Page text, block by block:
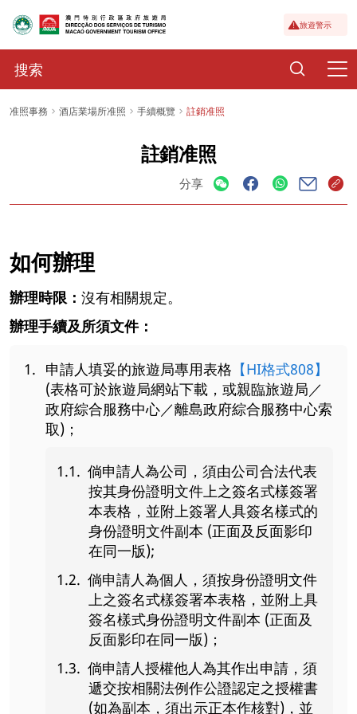
旅遊警示
准照事務 酒店業場所准照 手續概覽 註銷准照
註銷准照
分享
如何辦理
辦理時限： 沒有相關規定。
辦理手續及所須文件：
申請人填妥的旅遊局專用表格 【HI格式808】
(表格可於旅遊局網站下載，或親臨旅遊局／
政府綜合服務中心／離島政府綜合服務中心索
取)；
倘申請人為公司，須由公司合法代表
按其身份證明文件上之簽名式樣簽署
本表格，並附上簽署人具簽名樣式的
身份證明文件副本 (正面及反面影印
在同一版);
倘申請人為個人，須按身份證明文件
上之簽名式樣簽署本表格，並附上具
簽名樣式身份證明文件副本 (正面及
反面影印在同一版)；
倘申請人授權他人為其作出申請，須
遞交按相關法例作公證認定之授權書
(如為副本，須出示正本作核對)，並